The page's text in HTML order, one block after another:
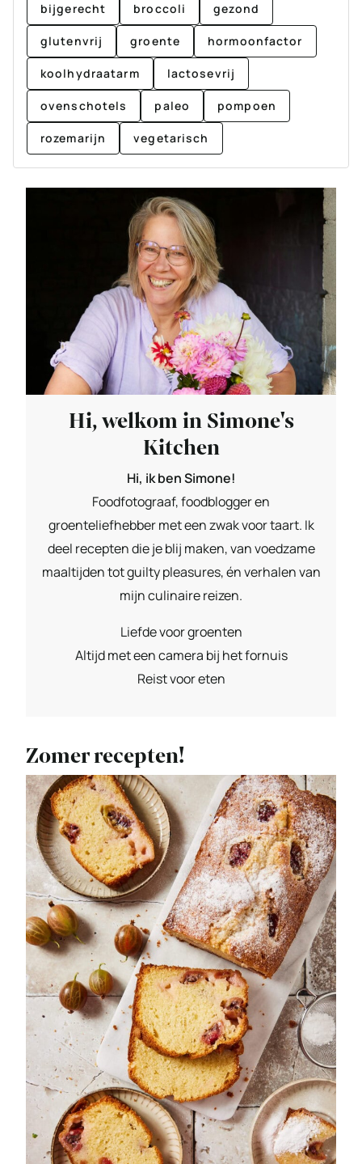
bijgerecht broccoli gezond
glutenvrij groente hormoonfactor
koolhydraatarm lactosevrij
ovenschotels paleo pompoen
rozemarijn vegetarisch
Hi, welkom in Simone's
Kitchen
Hi, ik ben Simone!
Foodfotograaf, foodblogger en
groenteliefhebber met een zwak voor taart. Ik
deel recepten die je blij maken, van voedzame
maaltijden tot guilty pleasures, én verhalen van
mijn culinaire reizen.
Liefde voor groenten
Altijd met een camera bij het fornuis
Reist voor eten
Zomer recepten!